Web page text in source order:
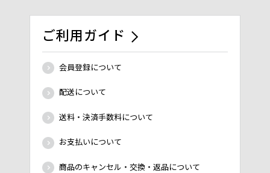
ご利用ガイド
会員登録について
配送について
送料・決済手数料について
お支払いについて
商品のキャンセル・交換・返品について